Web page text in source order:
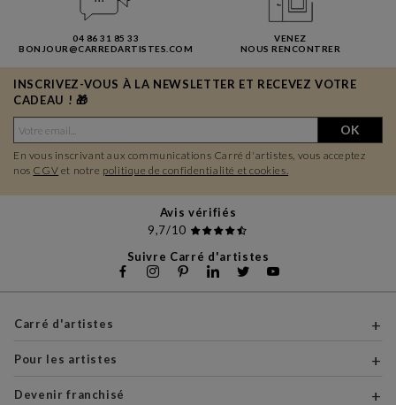
04 86 31 85 33
BONJOUR@CARREDARTISTES.COM
VENEZ
NOUS RENCONTRER
INSCRIVEZ-VOUS À LA NEWSLETTER ET RECEVEZ VOTRE
CADEAU ! 🎁
OK
En vous inscrivant aux communications Carré d'artistes, vous acceptez
nos CGV et notre politique de confidentialité et cookies.
Avis vérifiés
9,7/10
Suivre Carré d'artistes
Carré d'artistes
Pour les artistes
Devenir franchisé